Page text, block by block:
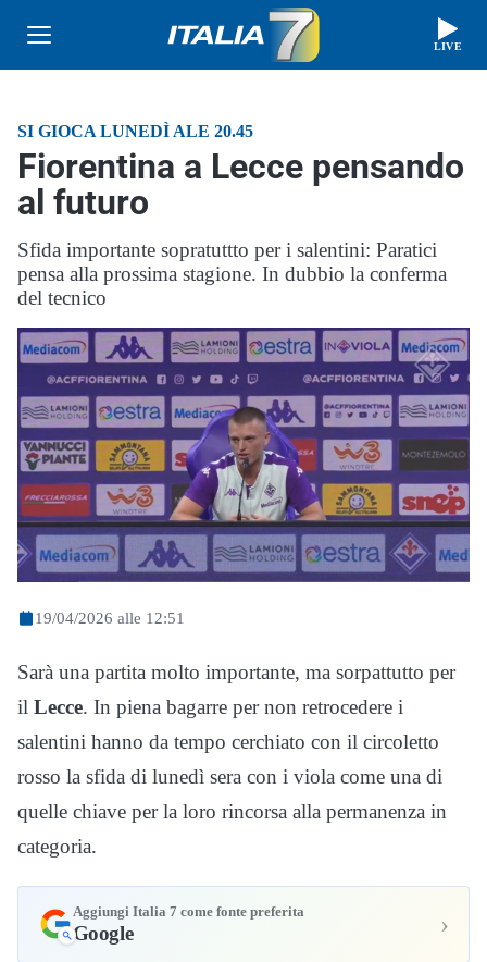
LIVE
SI GIOCA LUNEDÌ ALE 20.45
Fiorentina a Lecce pensando
al futuro
Sfida importante sopratuttto per i salentini: Paratici
pensa alla prossima stagione. In dubbio la conferma
del tecnico
19/04/2026 alle 12:51
Sarà una partita molto importante, ma sorpattutto per
il Lecce. In piena bagarre per non retrocedere i
salentini hanno da tempo cerchiato con il circoletto
rosso la sfida di lunedì sera con i viola come una di
quelle chiave per la loro rincorsa alla permanenza in
categoria.
Aggiungi Italia 7 come fonte preferita
Google ›